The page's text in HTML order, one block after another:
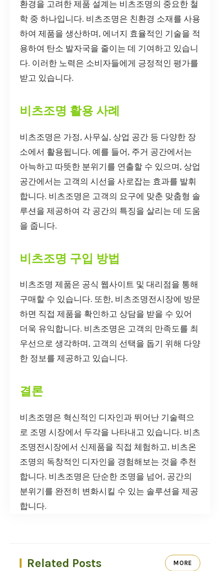
환경을 고려한 제품 설계는 비츠조명의 중요한 철
학 중 하나입니다. 비츠조명은 친환경 소재를 사용
하여 제품을 생산하며, 에너지 효율적인 기술을 적
용하여 탄소 발자국을 줄이는 데 기여하고 있습니
다. 이러한 노력은 소비자들에게 긍정적인 평가를
받고 있습니다.
비츠조명 활용 사례
비츠조명은 가정, 사무실, 상업 공간 등 다양한 장
소에서 활용됩니다. 예를 들어, 주거 공간에서는
아늑하고 따뜻한 분위기를 연출할 수 있으며, 상업
공간에서는 고객의 시선을 사로잡는 효과를 발휘
합니다. 비츠조명은 고객의 요구에 맞춘 맞춤형 솔
루션을 제공하여 각 공간의 특징을 살리는 데 도움
을 줍니다.
비츠조명 구입 방법
비츠조명 제품은 공식 웹사이트 및 대리점을 통해
구매할 수 있습니다. 또한, 비츠조명전시장에 방문
하면 직접 제품을 확인하고 상담을 받을 수 있어
더욱 유익합니다. 비츠조명은 고객의 만족도를 최
우선으로 생각하며, 고객의 선택을 돕기 위해 다양
한 정보를 제공하고 있습니다.
결론
비츠조명은 혁신적인 디자인과 뛰어난 기술력으
로 조명 시장에서 두각을 나타내고 있습니다. 비츠
조명전시장에서 신제품을 직접 체험하고, 비츠온
조명의 독창적인 디자인을 경험해보는 것을 추천
합니다. 비츠조명은 단순한 조명을 넘어, 공간의
분위기를 완전히 변화시킬 수 있는 솔루션을 제공
합니다.
Related Posts MORE